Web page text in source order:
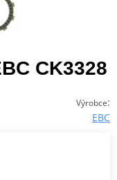
CK3328
Výrobce:
EBC